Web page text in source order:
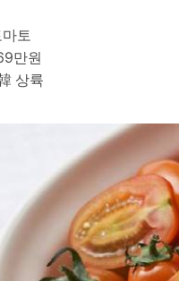
토
만원
상륙